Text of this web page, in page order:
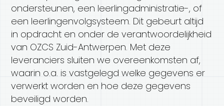
ondersteunen, een leerlingadministratie-, of
een leerlingenvolgsysteem. Dit gebeurt altijd
in opdracht en onder de verantwoordelijkheid
van OZCS Zuid-Antwerpen. Met deze
leveranciers sluiten we overeenkomsten af,
waarin o.a. is vastgelegd welke gegevens er
verwerkt worden en hoe deze gegevens
beveiligd worden.